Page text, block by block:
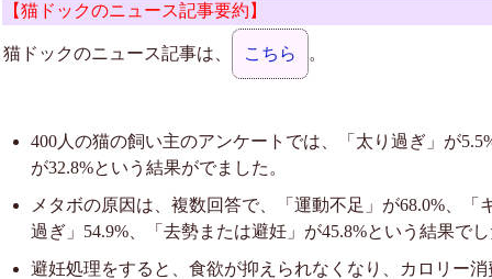
【猫ドックのニュース記事要約】
猫ドックのニュース記事は、 こちら 。
400人の猫の飼い主のアンケートでは、「太り過ぎ」が
が32.8%という結果がでました。
メタボの原因は、複数回答で、「運動不足」が68.0%、「
過ぎ」54.9%、「去勢または避妊」が45.8%という結果で
避妊処理をすると、食欲が抑えられなくなり、カロリー